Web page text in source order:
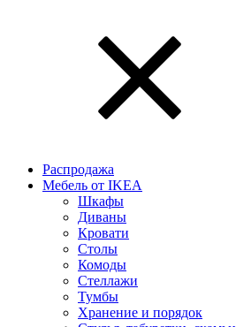
Распродажа
Мебель от IKEA
Шкафы
Диваны
Кровати
Столы
Комоды
Стеллажи
Тумбы
Хранение и порядок